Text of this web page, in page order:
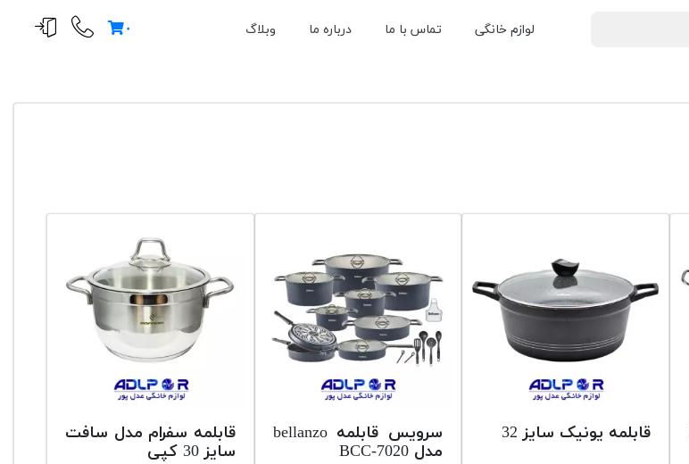
۰ لوازم خانگی تماس با ما درباره ما وبلاگ
قابلمه یونیک سایز 32
سرویس قابلمه bellanzo
مدل BCC-7020
قابلمه سفرام مدل سافت
سایز 30 کپی